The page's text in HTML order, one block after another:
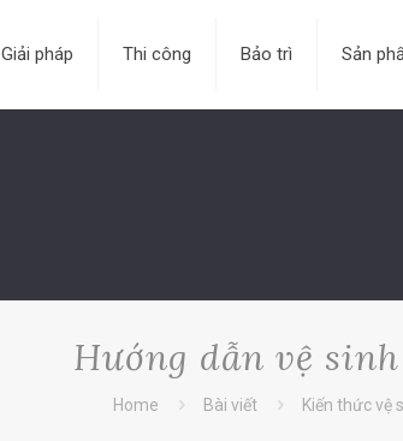
Giải pháp Thi công Bảo trì Sản
Hướng dẫn vệ
Home Bài viết Kiến thức vệ